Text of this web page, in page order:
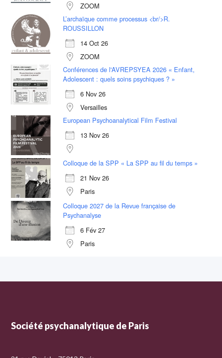
ZOOM
L’archaïque comme processus <br/>R.
ROUSSILLON
14 Oct 26
ZOOM
Conférences de l'AVREPSYEA 2026 « Enfant,
Adolescent : quels soins psychiques ? »
6 Nov 26
Versailles
European Psychoanalytical Film Festival
13 Nov 26
Colloque de la SPP « La SPP au fil du temps »
21 Nov 26
Paris
Colloque 2027 de la Revue française de
Psychanalyse
6 Fév 27
Paris
Société psychanalytique de Paris